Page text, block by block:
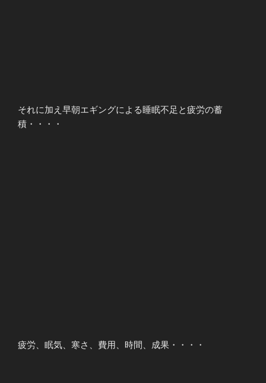
それに加え早朝エギングによる睡眠不足と疲労の蓄
積・・・・
疲労、眠気、寒さ、費用、時間、成果・・・・